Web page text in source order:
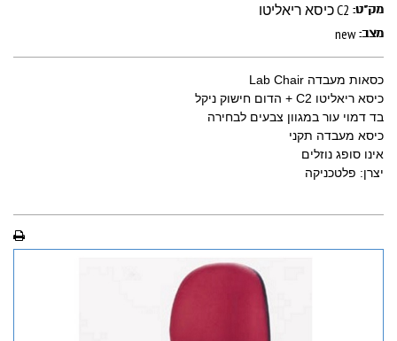
מק"ט: כיסא ריאליטו C2
מצב: new
כסאות מעבדה Lab Chair
כיסא ריאליטו C2 + הדום חישוק ניקל
בד דמוי עור במגוון צבעים לבחירה
כיסא מעבדה תקני
אינו סופג נוזלים
יצרן: פלטכניקה